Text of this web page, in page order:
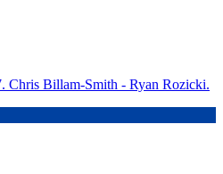
Billam-Smith - Ryan Rozicki.